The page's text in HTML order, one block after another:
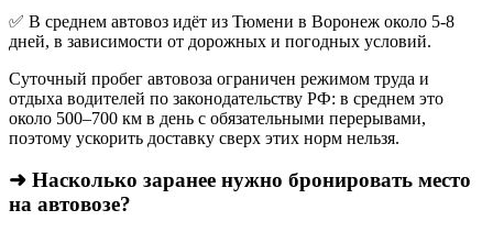
✅ В среднем автовоз идёт из Тюмени в Воронеж около 5-8
дней, в зависимости от дорожных и погодных условий.
Суточный пробег автовоза ограничен режимом труда и
отдыха водителей по законодательству РФ: в среднем это
около 500–700 км в день с обязательными перерывами,
поэтому ускорить доставку сверх этих норм нельзя.
➜ Насколько заранее нужно бронировать место
на автовозе?